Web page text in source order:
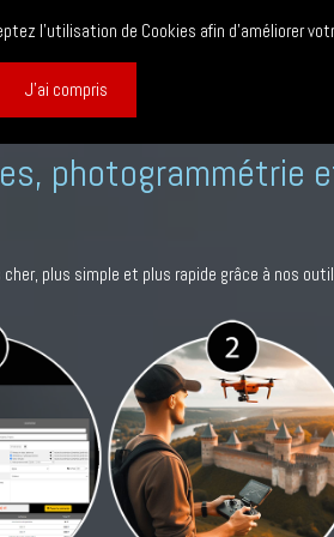
la prise de
photogrammétrie
plus simple et plus rapide grâce à nos
l’utilisation de Cookies afin d'améliorer
J'ai compris